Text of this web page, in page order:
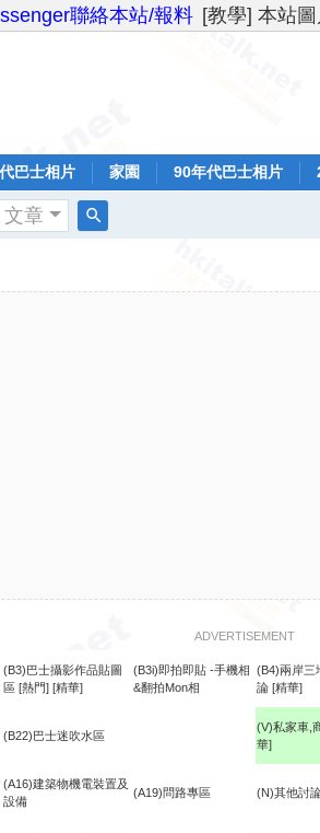
聯絡本站/報料 [教學] 本站
巴士相片 家園 90年代巴士相片
文章
ADVERTISEMENT
(B3)巴士攝影作品貼圖
區 [熱門] [精華]
(B3i)即拍即貼 -手機相
&翻拍Mon相
(B4)兩岸三
論 [精華]
(B22)巴士迷吹水區
(V)私家車,
華]
(A16)建築物機電裝置及
設備
(A19)問路專區 (N)其他討